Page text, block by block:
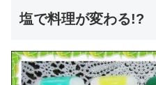
塩で料理が変わる!?